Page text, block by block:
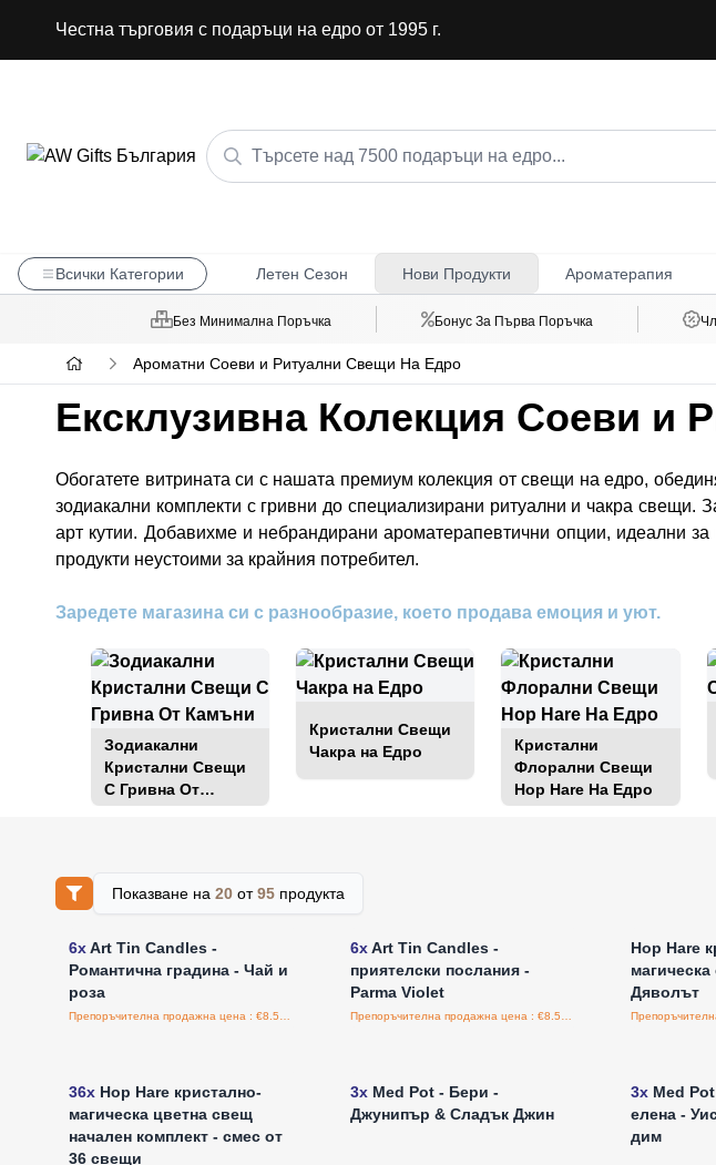
Честна търговия с подаръци на едро от 1995 г.
Всички Категории Летен Сезон Нови Продукти Ароматерапия
Без Минимална Поръчка Бонус За Първа Поръчка
Ароматни Соеви и Ритуални Свещи На Едро
Ексклузивна Колекция Соеви и
Обогатете витрината си с нашата премиум колекция от свещи на едро,
зодиакални комплекти с гривни до специализирани ритуални и чакра
арт кутии. Добавихме и небрандирани ароматерапевтични опции, идеални
продукти неустоими за крайния потребител.
Заредете магазина си с разнообразие, което продава емоция и уют.
Зодиакални
Кристални Свещи
С Гривна От
Камъни
Кристални Свещи
Чакра на Едро
Кристални
Флорални Свещи
Hop Hare На Едро
Показване на 20от95продукта
Влезте за цени на едро
6xArt Tin Candles -
Романтична градина - Чай и
роза
6xArt Tin Candles -
приятелски послания -
Parma Violet
Hop Hare
Дяволът
36x Hop Hare кристално-
магическа цветна свещ
начален комплект - смес от
36 свещи
3xMed Pot - Бери -
Джунипър & Сладък Джин
3x Med
елена -
дим